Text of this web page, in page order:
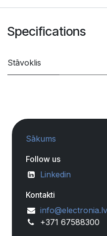
Specifications
Stāvoklis
Sākums
Follow us
Linkedin
Kontakti
info@electronia.lv
+371 67588300